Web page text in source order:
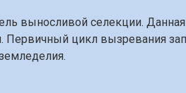
выносливой селекции. Данная
Первичный цикл вызревания